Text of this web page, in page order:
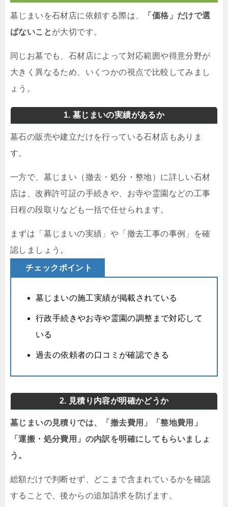
墓じまいを石材店に依頼する際は、
「価格」だけで選
ばないことが大切です。
同じお墓でも、石材店によって対応範囲や得意分野が
大きく異なるため、いくつかの視点で比較してみまし
ょう。
1. 墓じまいの実績があるか
墓石の販売や建立だけを行っている石材店もありま
す。
一方で、墓じまい（撤去・処分・整地）に詳しい石材
店は、改葬許可証の手続きや、お寺や霊園などの工事
日程の段取りなども一括で任せられます。
まずは「墓じまいの実績」や「撤去工事の事例」を確
認しましょう。
チェックポイント
墓じまいの施工実績が掲載されている
行政手続きやお寺や霊園の調整まで対応して
いる
過去の依頼者の口コミが確認できる
2. 見積り内容が明確かどうか
墓じまいの見積りでは、「撤去費用」「整地費用」
「運搬・処分費用」の内訳を明確にしてもらいましょ
う。
総額だけで判断せず、どこまで含まれているかを確認
することで、後からの追加請求を防げます。